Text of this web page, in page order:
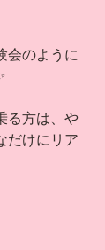
会のように
る方は、や
だけにリア